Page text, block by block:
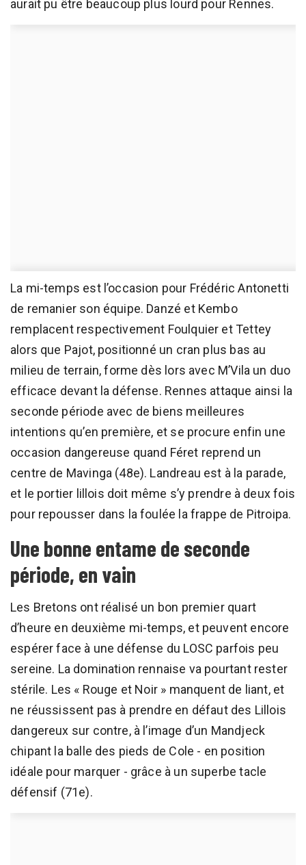
aurait pu être beaucoup plus lourd pour Rennes.
La mi-temps est l’occasion pour Frédéric Antonetti
de remanier son équipe. Danzé et Kembo
remplacent respectivement Foulquier et Tettey
alors que Pajot, positionné un cran plus bas au
milieu de terrain, forme dès lors avec M’Vila un duo
efficace devant la défense. Rennes attaque ainsi la
seconde période avec de biens meilleures
intentions qu’en première, et se procure enfin une
occasion dangereuse quand Féret reprend un
centre de Mavinga (48e). Landreau est à la parade,
et le portier lillois doit même s’y prendre à deux fois
pour repousser dans la foulée la frappe de Pitroipa.
Une bonne entame de seconde
période, en vain
Les Bretons ont réalisé un bon premier quart
d’heure en deuxième mi-temps, et peuvent encore
espérer face à une défense du LOSC parfois peu
sereine. La domination rennaise va pourtant rester
stérile. Les « Rouge et Noir » manquent de liant, et
ne réussissent pas à prendre en défaut des Lillois
dangereux sur contre, à l’image d’un Mandjeck
chipant la balle des pieds de Cole - en position
idéale pour marquer - grâce à un superbe tacle
défensif (71e).